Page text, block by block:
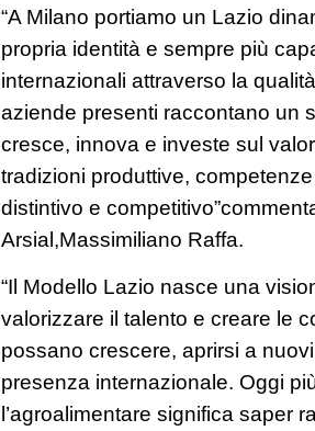
“A Milano portiamo un Lazio
propria identità e sempre più
internazionali attraverso la
aziende presenti raccontano un
cresce, innova e investe sul
tradizioni produttive,
distintivo e
Arsial,Massimiliano Raffa.
“Il Modello Lazio nasce una
valorizzare il talento e creare le
possano crescere, aprirsi a
presenza internazionale. Oggi
l’agroalimentare significa saper